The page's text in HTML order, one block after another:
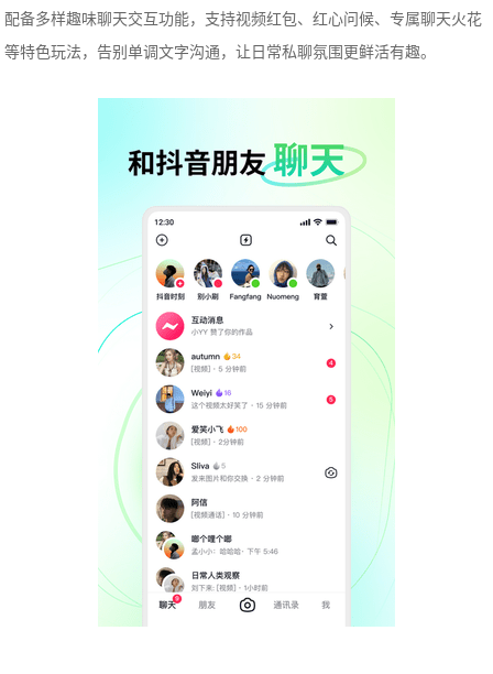
配备多样趣味聊天交互功能，支持视频红包、红心问候、专属聊天火花
等特色玩法，告别单调文字沟通，让日常私聊氛围更鲜活有趣。